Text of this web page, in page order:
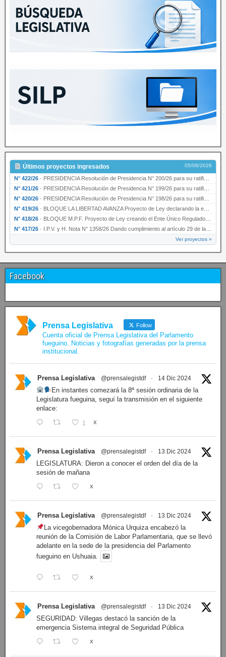
Últimos proyectos ingresados 05/08/2026
N° 422/26 · PRESIDENCIA Resolución de Presidencia N° 200/26 para su ratificación.
N° 421/26 · PRESIDENCIA Resolución de Presidencia N° 199/26 para su ratificación.
N° 420/26 · PRESIDENCIA Resolución de Presidencia N° 198/26 para su ratificación.
N° 419/26 · BLOQUE LA LIBERTAD AVANZA Proyecto de Ley declarando la esencialidad del servicio educativ…
N° 418/26 · BLOQUE M.P.F. Proyecto de Ley creando el Ente Único Regulador de servicios públicos de la …
N° 417/26 · I.P.V. y H. Nota N° 1358/26 Dando cumplimiento al artículo 29 de la Ley provincial N° 1399…
Ver proyectos »
Facebook
Prensa Legislativa Follow
Cuenta oficial de Prensa Legislativa del Parlamento
fueguino. Noticias y fotografías generadas por la prensa
institucional.
Prensa Legislativa @prensalegistdf · 14 Dic 2024
En instantes comezará la 8ª sesión ordinaria de la
Legislatura fueguina, seguí la transmisión en el siguiente
enlace:
1 X
Prensa Legislativa @prensalegistdf · 13 Dic 2024
LEGISLATURA: Dieron a conocer el orden del día de la
sesión de mañana
X
Prensa Legislativa @prensalegistdf · 13 Dic 2024
La vicegobernadora Mónica Urquiza encabezó la
reunión de la Comisión de Labor Parlamentaria, que se llevó
adelante en la sede de la presidencia del Parlamento
fueguino en Ushuaia.
X
Prensa Legislativa @prensalegistdf · 13 Dic 2024
SEGURIDAD: Villegas destacó la sanción de la
emergencia Sistema integral de Seguridad Pública
X